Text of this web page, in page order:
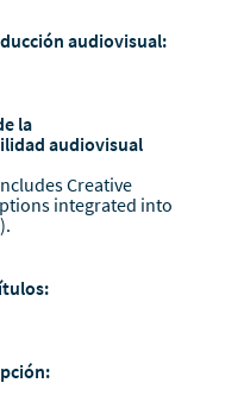
audiovisual:
la
audiovisual
Creative
integrated into